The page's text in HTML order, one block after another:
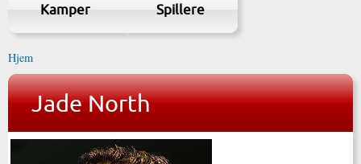
Kamper Spillere
Hjem
Jade North